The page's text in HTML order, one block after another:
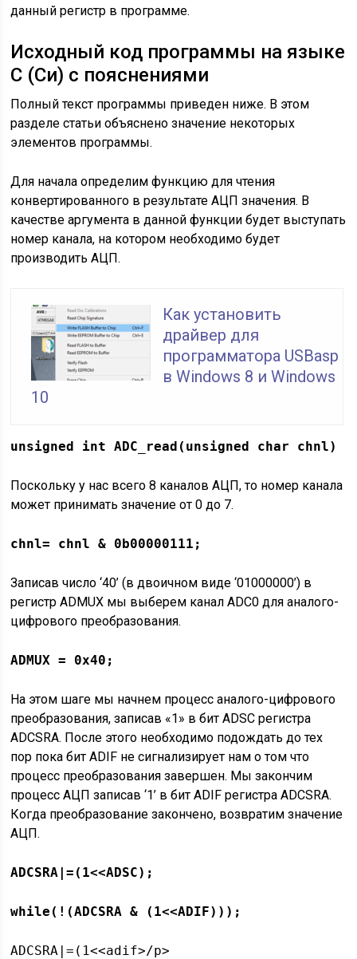
данный регистр в программе.
Исходный код программы на языке
С (Си) с пояснениями
Полный текст программы приведен ниже. В этом
разделе статьи объяснено значение некоторых
элементов программы.
Для начала определим функцию для чтения
конвертированного в результате АЦП значения. В
качестве аргумента в данной функции будет выступать
номер канала, на котором необходимо будет
производить АЦП.
Как установить
драйвер для
программатора USBasp
в Windows 8 и Windows
10
unsigned int ADC_read(unsigned char chnl)
Поскольку у нас всего 8 каналов АЦП, то номер канала
может принимать значение от 0 до 7.
chnl= chnl & 0b00000111;
Записав число ‘40’ (в двоичном виде ‘01000000’) в
регистр ADMUX мы выберем канал ADC0 для аналого-
цифрового преобразования.
ADMUX = 0x40;
На этом шаге мы начнем процесс аналого-цифрового
преобразования, записав «1» в бит ADSC регистра
ADCSRA. После этого необходимо подождать до тех
пор пока бит ADIF не сигнализирует нам о том что
процесс преобразования завершен. Мы закончим
процесс АЦП записав ‘1’ в бит ADIF регистра ADCSRA.
Когда преобразование закончено, возвратим значение
АЦП.
ADCSRA |=(1<<ADSC);
while (!(ADCSRA & (1<<ADIF)));
ADCSRA|=(1<<adif>/p>